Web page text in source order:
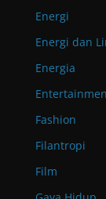
Energi
Energi dan
Energia
Fashion
Filantropi
Film